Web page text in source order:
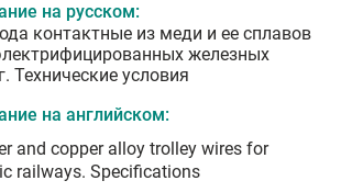
на русском:
контактные из меди и ее сплавов
железных
Технические условия
на английском:
and copper alloy trolley wires for
railways. Specifications